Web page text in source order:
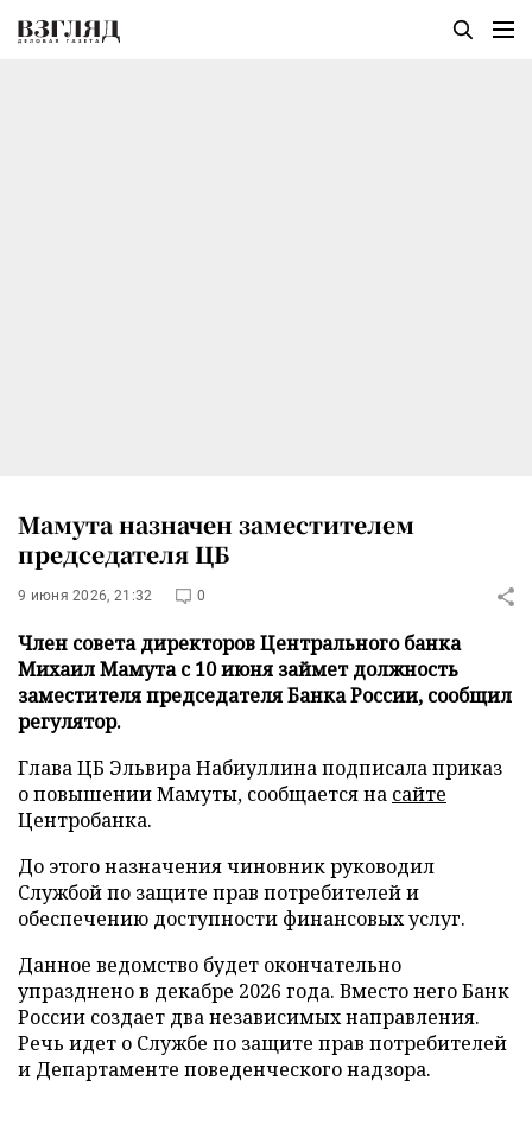
Мамута назначен заместителем
председателя ЦБ
9 июня 2026, 21:32 0
Член совета директоров Центрального банка
Михаил Мамута с 10 июня займет должность
заместителя председателя Банка России, сообщил
регулятор.
Глава ЦБ Эльвира Набиуллина подписала приказ
о повышении Мамуты, сообщается на сайте
Центробанка.
До этого назначения чиновник руководил
Службой по защите прав потребителей и
обеспечению доступности финансовых услуг.
Данное ведомство будет окончательно
упразднено в декабре 2026 года. Вместо него Банк
России создает два независимых направления.
Речь идет о Службе по защите прав потребителей
и Департаменте поведенческого надзора.